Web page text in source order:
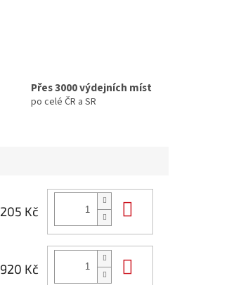
Přes 3000 výdejních míst
po celé ČR a SR
205 Kč
920 Kč